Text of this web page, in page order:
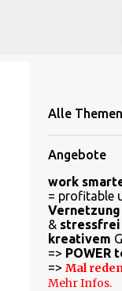
Alle
Angebote
work
= profitable
Vernetzung
&
kreativem
=> POWER
=> Mal
Mehr Infos.